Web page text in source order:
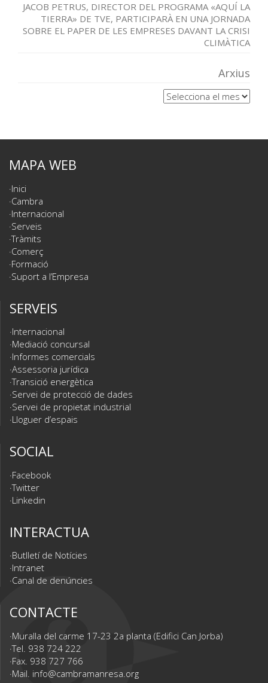
JACOB PETRUS, DIRECTOR DEL PROGRAMA «AQUÍ LA
TIERRA» DE TVE, PARTICIPARÀ EN UNA JORNADA
SOBRE EL PAPER DE LES EMPRESES DAVANT LA CRISI
CLIMÀTICA
Arxius
Arxius
MAPA WEB
Inici
Cambra
Internacional
Serveis
Tràmits
Comerç
Formació
Suport a l’Empresa
SERVEIS
Internacional
Mediació concursal
Informes comercials
Assessoria jurídica
Transició energètica
Servei de protecció de dades
Servei de propietat industrial
Lloguer d’espais
SOCIAL
Facebook
Twitter
Linkedin
INTERACTUA
Butlletí de Notícies
Intranet
Canal de denúncies
CONTACTE
Muralla del carme 17-23 2a planta (Edifici Can Jorba)
Tel. 938 724 222
Fax. 938 727 766
Mail. info@cambramanresa.org